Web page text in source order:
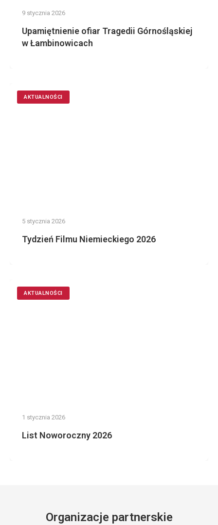
9 stycznia 2026
Upamiętnienie ofiar Tragedii Górnośląskiej
w Łambinowicach
AKTUALNOŚCI
5 stycznia 2026
Tydzień Filmu Niemieckiego 2026
AKTUALNOŚCI
1 stycznia 2026
List Noworoczny 2026
Organizacje partnerskie